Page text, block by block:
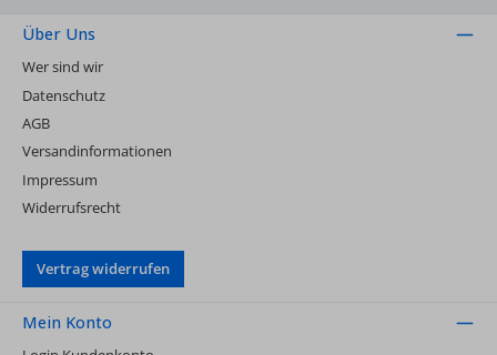
Über Uns
Wer sind wir
Datenschutz
AGB
Versandinformationen
Impressum
Widerrufsrecht
Vertrag widerrufen
Mein Konto